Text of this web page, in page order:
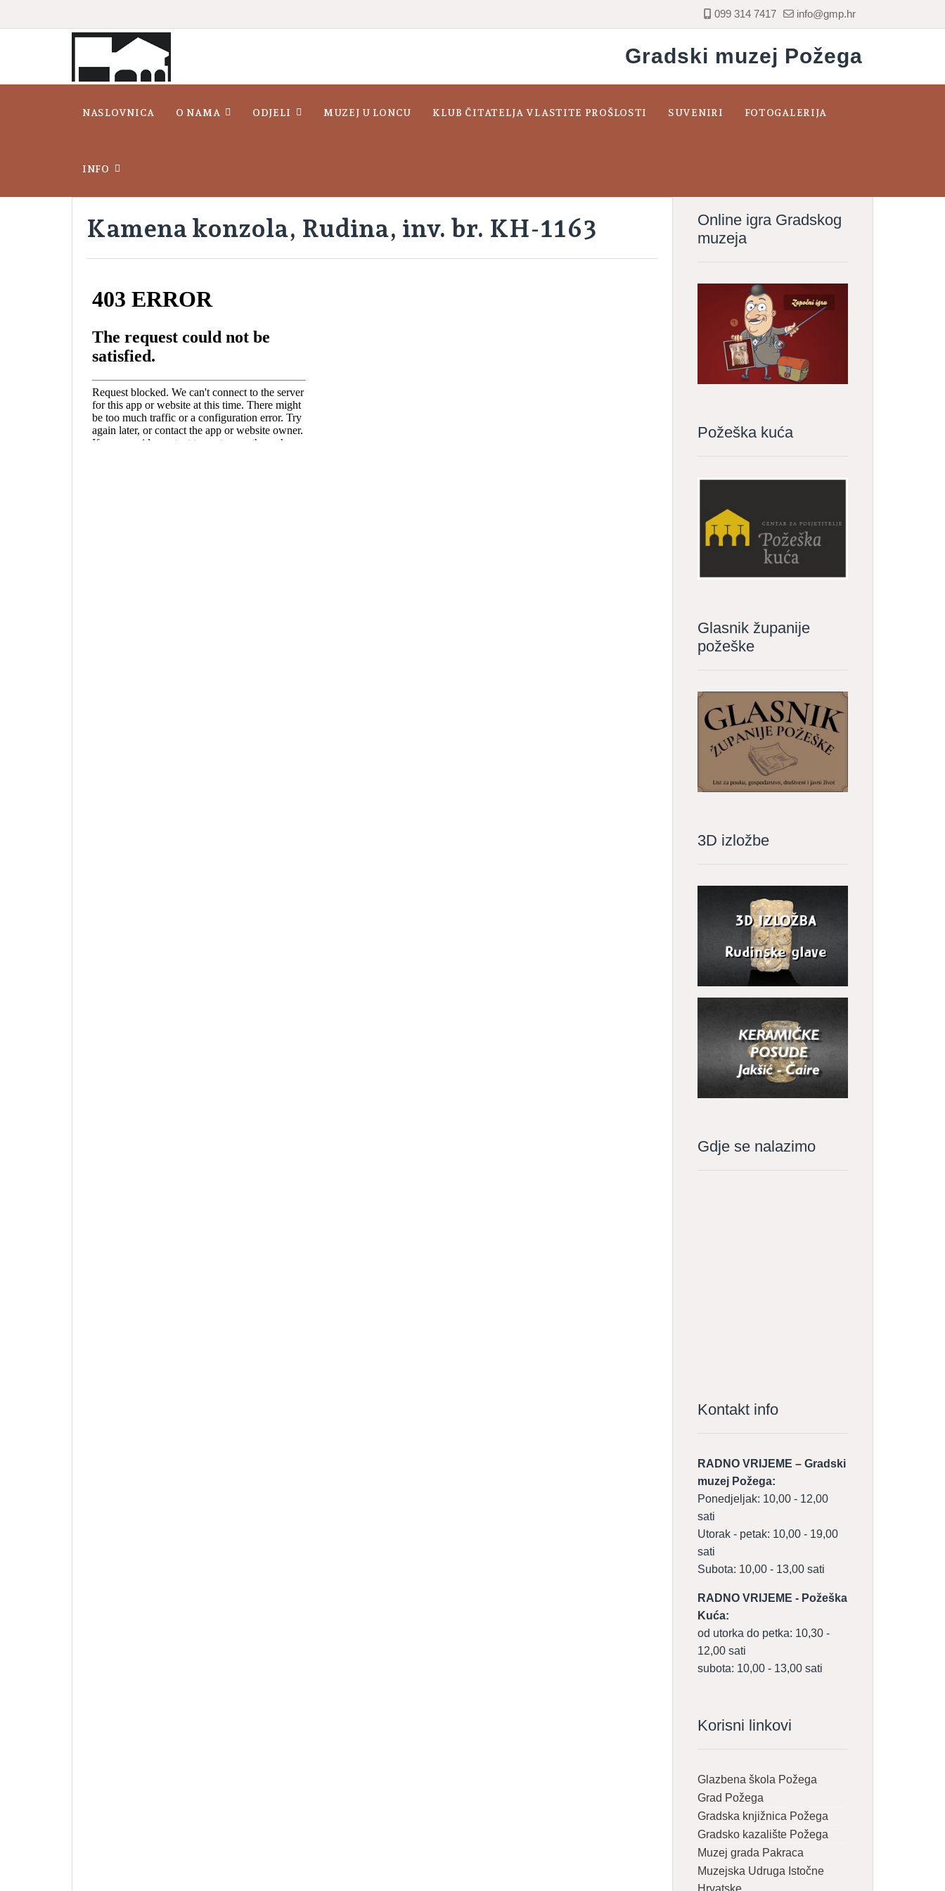
099 314 7417 info@gmp.hr
Gradski muzej Požega
NASLOVNICA O NAMA ODJELI MUZEJ U LONCU KLUB ČITATELJA VLASTITE PROŠLOSTI SUVENIRI FOTOGALERIJA
INFO
Kamena konzola, Rudina, inv. br. KH-1163
Online igra Gradskog
muzeja
Požeška kuća
Glasnik županije
požeške
3D izložbe
Gdje se nalazimo
Kontakt info
RADNO VRIJEME – Gradski
muzej Požega:
Ponedjeljak: 10,00 - 12,00
sati
Utorak - petak: 10,00 - 19,00
sati
Subota: 10,00 - 13,00 sati
RADNO VRIJEME - Požeška
Kuća:
od utorka do petka: 10,30 -
12,00 sati
subota: 10,00 - 13,00 sati
Korisni linkovi
Glazbena škola Požega
Grad Požega
Gradska knjižnica Požega
Gradsko kazalište Požega
Muzej grada Pakraca
Muzejska Udruga Istočne
Hrvatske